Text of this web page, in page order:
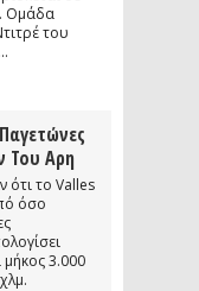
Ομάδα
του
Του Αρη
ότι το Valles
όσο
μήκος 3.000